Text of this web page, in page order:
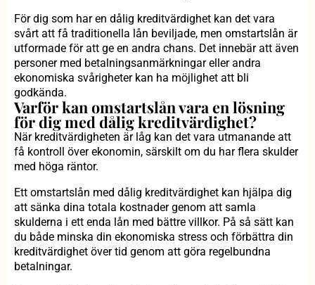
För dig som har en dålig kreditvärdighet kan det vara
svårt att få traditionella lån beviljade, men omstartslån är
utformade för att ge en andra chans. Det innebär att även
personer med betalningsanmärkningar eller andra
ekonomiska svårigheter kan ha möjlighet att bli
godkända.
Varför kan omstartslån vara en lösning
för dig med dålig kreditvärdighet?
När kreditvärdigheten är låg kan det vara utmanande att
få kontroll över ekonomin, särskilt om du har flera skulder
med höga räntor.
Ett omstartslån med dålig kreditvärdighet kan hjälpa dig
att sänka dina totala kostnader genom att samla
skulderna i ett enda lån med bättre villkor. På så sätt kan
du både minska din ekonomiska stress och förbättra din
kreditvärdighet över tid genom att göra regelbundna
betalningar.